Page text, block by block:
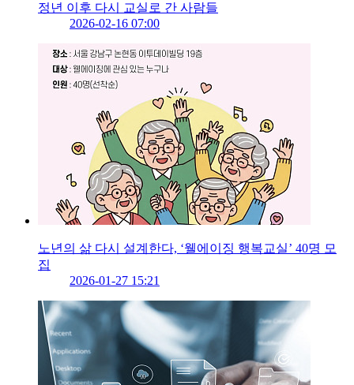
정년 이후 다시 교실로 간 사람들
2026-02-16 07:00
노년의 삶 다시 설계한다, ‘웰에이징 행복교실’ 40명 모
집
2026-01-27 15:21